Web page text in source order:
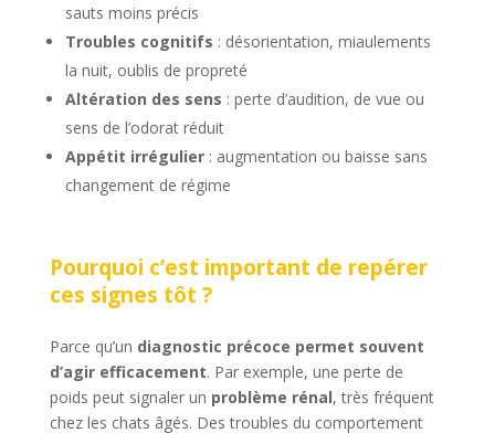
sauts moins précis
Troubles cognitifs : désorientation, miaulements
la nuit, oublis de propreté
Altération des sens : perte d’audition, de vue ou
sens de l’odorat réduit
Appétit irrégulier: augmentation ou baisse sans
changement de régime
Pourquoi c’est important de repérer
ces signes tôt ?
Parce qu’un diagnostic précoce permet souvent
d’agir efficacement. Par exemple, une perte de
poids peut signaler un problème rénal, très fréquent
chez les chats âgés. Des troubles du comportement